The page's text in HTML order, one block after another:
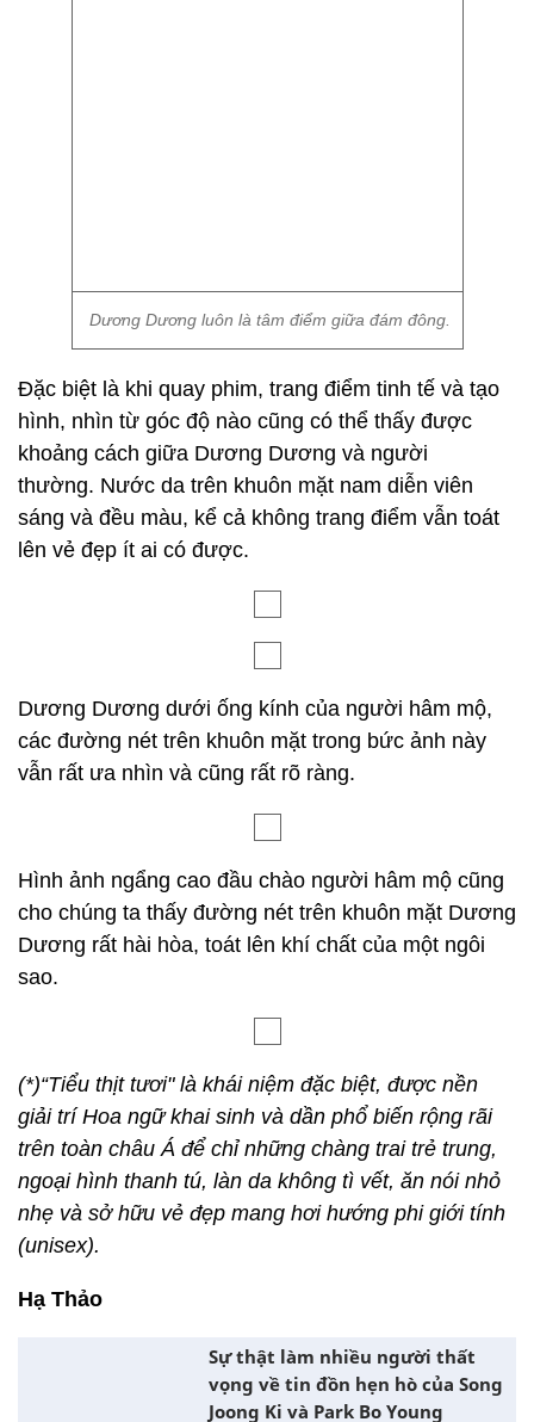
Dương Dương luôn là tâm điểm giữa đám đông.
Đặc biệt là khi quay phim, trang điểm tinh tế và tạo
hình, nhìn từ góc độ nào cũng có thể thấy được
khoảng cách giữa Dương Dương và người
thường. Nước da trên khuôn mặt nam diễn viên
sáng và đều màu, kể cả không trang điểm vẫn toát
lên vẻ đẹp ít ai có được.
Dương Dương dưới ống kính của người hâm mộ,
các đường nét trên khuôn mặt trong bức ảnh này
vẫn rất ưa nhìn và cũng rất rõ ràng.
Hình ảnh ngẩng cao đầu chào người hâm mộ cũng
cho chúng ta thấy đường nét trên khuôn mặt Dương
Dương rất hài hòa, toát lên khí chất của một ngôi
sao.
(*)“Tiểu thịt tươi" là khái niệm đặc biệt, được nền
giải trí Hoa ngữ khai sinh và dần phổ biến rộng rãi
trên toàn châu Á để chỉ những chàng trai trẻ trung,
ngoại hình thanh tú, làn da không tì vết, ăn nói nhỏ
nhẹ và sở hữu vẻ đẹp mang hơi hướng phi giới tính
(unisex).
Hạ Thảo
Sự thật làm nhiều người thất
vọng về tin đồn hẹn hò của Song
Joong Ki và Park Bo Young